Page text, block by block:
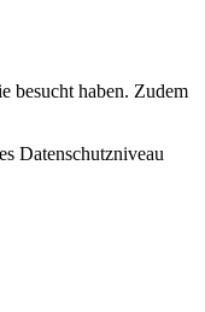
besucht haben. Zudem
Datenschutzniveau